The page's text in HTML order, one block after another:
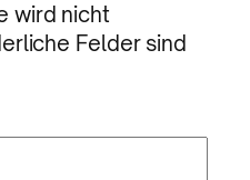
wird nicht
Felder sind